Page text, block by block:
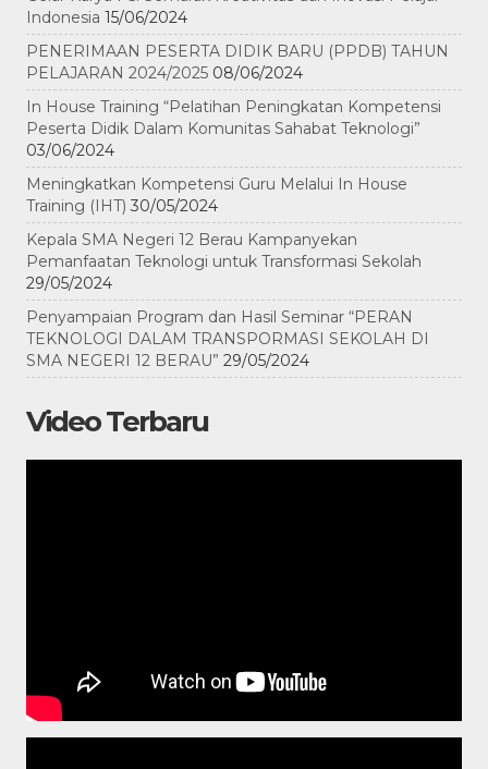
Indonesia 15/06/2024
PENERIMAAN PESERTA DIDIK BARU (PPDB) TAHUN
PELAJARAN 2024/2025 08/06/2024
In House Training “Pelatihan Peningkatan Kompetensi
Peserta Didik Dalam Komunitas Sahabat Teknologi”
03/06/2024
Meningkatkan Kompetensi Guru Melalui In House
Training (IHT) 30/05/2024
Kepala SMA Negeri 12 Berau Kampanyekan
Pemanfaatan Teknologi untuk Transformasi Sekolah
29/05/2024
Penyampaian Program dan Hasil Seminar “PERAN
TEKNOLOGI DALAM TRANSPORMASI SEKOLAH DI
SMA NEGERI 12 BERAU” 29/05/2024
Video Terbaru